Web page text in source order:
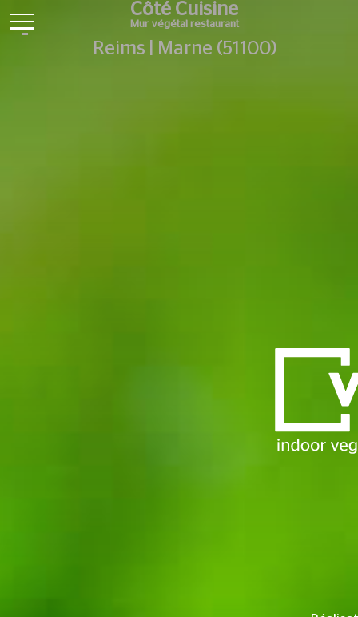
Côté Cuisine
Mur végétal restaurant
Reims | Marne (51100)